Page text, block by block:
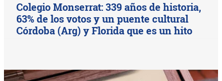
Colegio Monserrat: 339 años de historia,
63% de los votos y un puente cultural
Córdoba (Arg) y Florida que es un hito